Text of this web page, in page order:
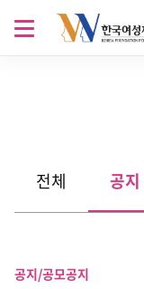
Skip to content
메뉴 열기
전체 공지
공지/공모공지